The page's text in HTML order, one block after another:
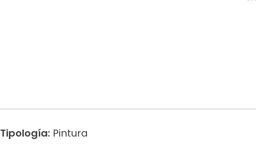
Tipología: Pintura